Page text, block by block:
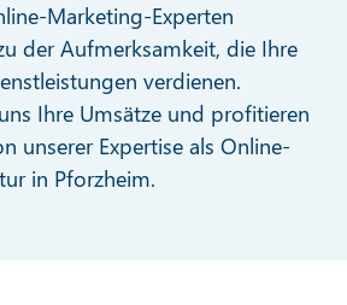
Marketing-Experten
der Aufmerksamkeit, die Ihre
verdienen.
Ihre Umsätze und profitieren
unserer Expertise als Online-
in Pforzheim.